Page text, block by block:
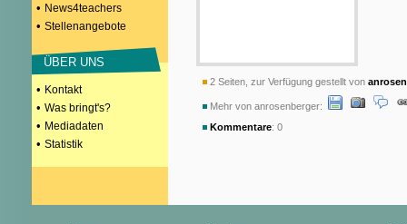
• News4teachers
• Stellenangebote
ÜBER UNS
• Kontakt
• Was bringt's?
• Mediadaten
• Statistik
2 Seiten, zur Verfügung gestellt von
Mehr von anrosenberger:
Kommentare: 0